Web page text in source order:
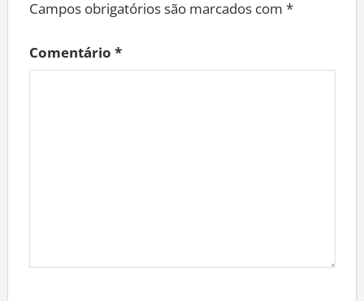
Campos obrigatórios são marcados com *
Comentário *